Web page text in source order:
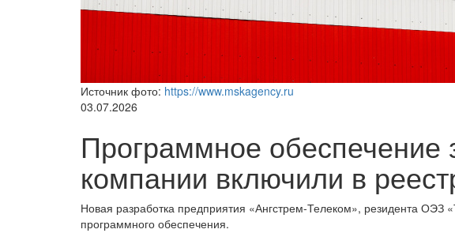
Источник фото: https://www.mskagency.ru
03.07.2026
Программное обеспечение
компании включили в
Новая разработка предприятия «Ангстрем-Телеком», резидента ОЭЗ
программного обеспечения.